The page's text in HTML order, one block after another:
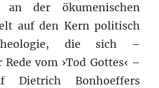
der ökumenischen
auf den Kern politisch
die sich –
vom ›Tod Gottes‹ –
Dietrich Bonhoeffers